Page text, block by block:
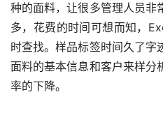
种的面料，让很多管理人员非
多，花费的时间可想而知，
时查找。样品标签时间久了字
面料的基本信息和客户来样分
率的下降。